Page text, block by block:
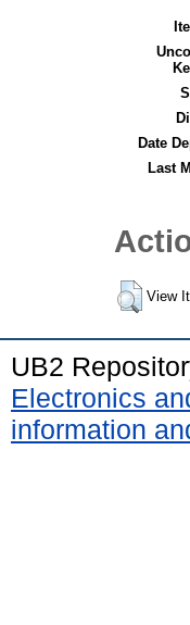
Date
Last
View
UB2
Electronics
information